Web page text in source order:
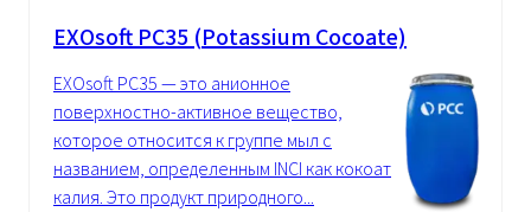
EXOsoft PC35 (Potassium Cocoate)
EXOsoft PC35 — это анионное
поверхностно-активное вещество,
которое относится к группе мыл с
названием, определенным INCI как кокоат
калия. Это продукт природного...